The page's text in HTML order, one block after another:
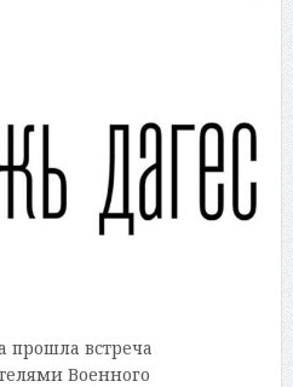
прошла встреча
Военного